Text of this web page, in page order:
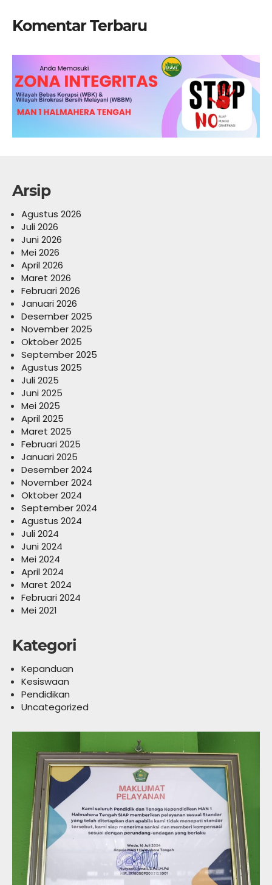
Komentar Terbaru
Arsip
Agustus 2026
Juli 2026
Juni 2026
Mei 2026
April 2026
Maret 2026
Februari 2026
Januari 2026
Desember 2025
November 2025
Oktober 2025
September 2025
Agustus 2025
Juli 2025
Juni 2025
Mei 2025
April 2025
Maret 2025
Februari 2025
Januari 2025
Desember 2024
November 2024
Oktober 2024
September 2024
Agustus 2024
Juli 2024
Juni 2024
Mei 2024
April 2024
Maret 2024
Februari 2024
Mei 2021
Kategori
Kepanduan
Kesiswaan
Pendidikan
Uncategorized